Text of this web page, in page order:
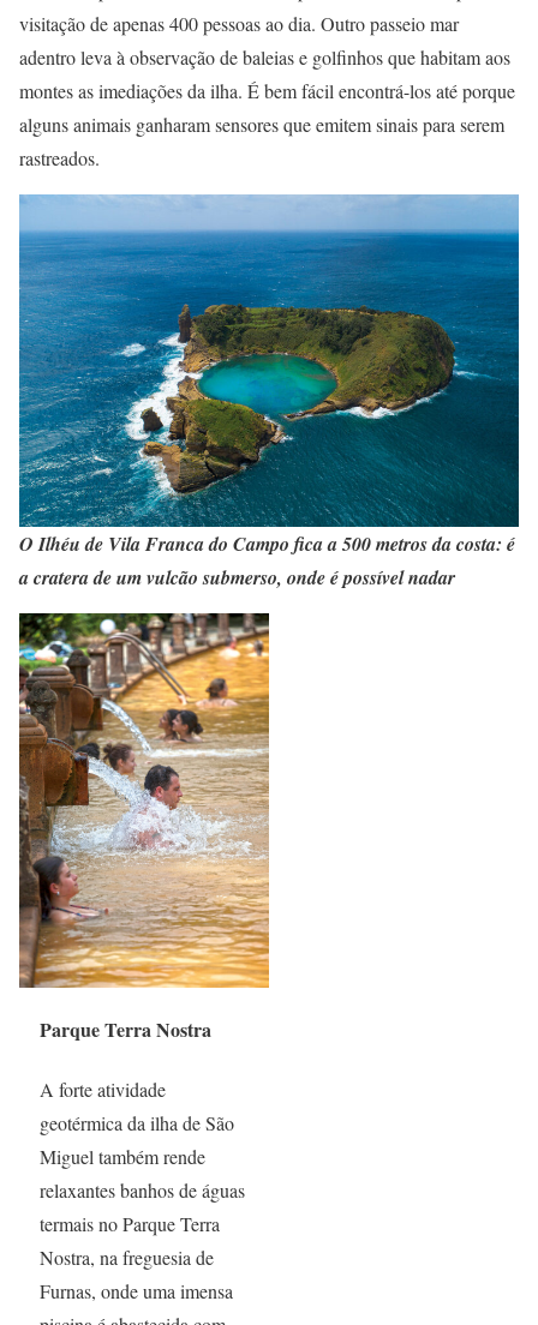
visitação de apenas 400 pessoas ao dia. Outro passeio mar
adentro leva à observação de baleias e golfinhos que habitam aos
montes as imediações da ilha. É bem fácil encontrá-los até porque
alguns animais ganharam sensores que emitem sinais para serem
rastreados.
O Ilhéu de Vila Franca do Campo fica a 500 metros da costa: é
a cratera de um vulcão submerso, onde é possível nadar
Parque Terra Nostra
A forte atividade
geotérmica da ilha de São
Miguel também rende
relaxantes banhos de águas
termais no Parque Terra
Nostra, na freguesia de
Furnas, onde uma imensa